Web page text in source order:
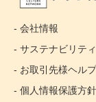
- 会社情報
- サステナビリティ
- お取引先様ヘル
- 個人情報保護方針